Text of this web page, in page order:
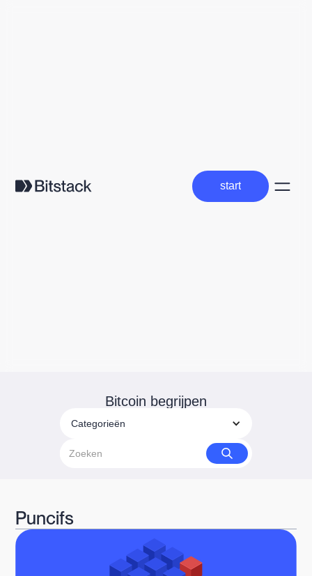
start
start
Bitcoin begrijpen
Categorieën
Puncifs